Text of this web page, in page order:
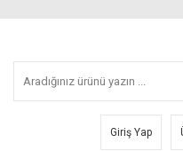
Giriş Yap